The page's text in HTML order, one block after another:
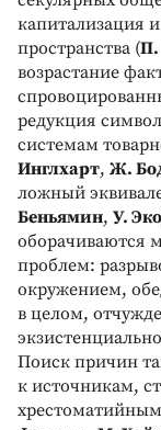
капитализация
пространства (П.
возрастание
редукция
системам
Инглхарт, Ж.
ложный
Беньямин, У. Эко
оборачиваются
проблем:
окружением,
в целом,
Поиск причин
к источникам,